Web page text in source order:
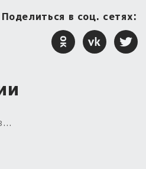
Поделиться в соц. сетях: